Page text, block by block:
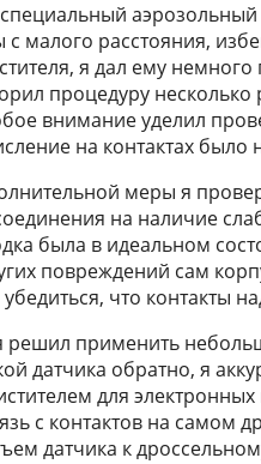
с малого расстояния,
я дал ему
процедуру несколько
внимание уделил
на контактах было
меры я
на наличие
была в идеальном
повреждений сам
что контакты
решил применить
датчика обратно, я
для
с контактов на самом
датчика к